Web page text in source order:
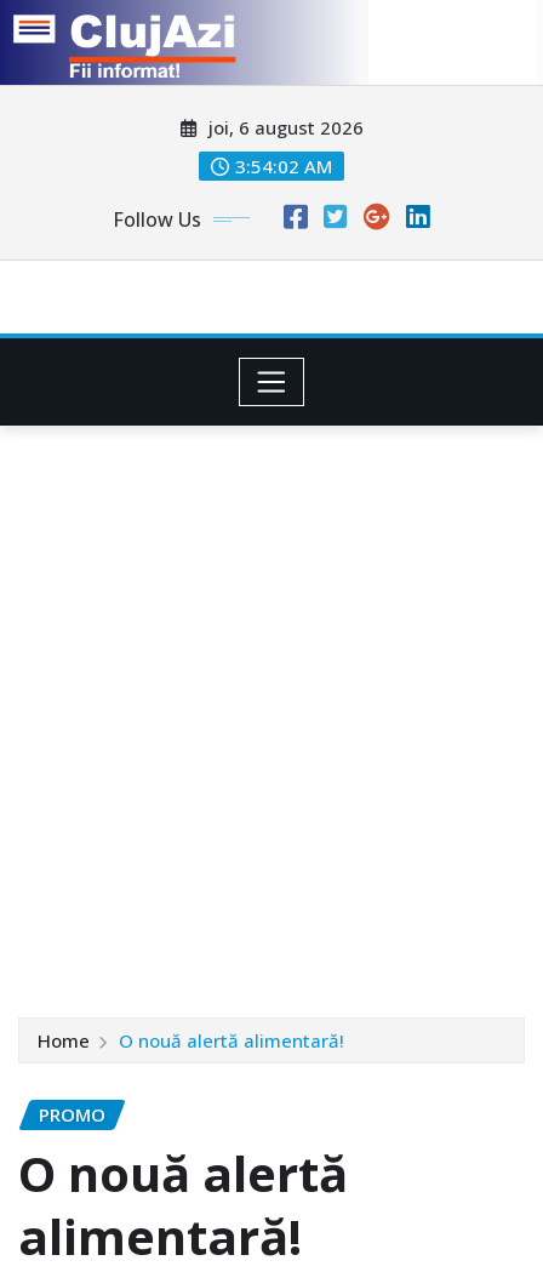
joi, 6 august 2026
3:54:05 AM
Follow Us
Home O nouă alertă alimentară!
PROMO
O nouă alertă
alimentară!